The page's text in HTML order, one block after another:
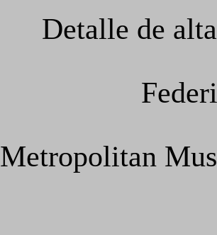
Detalle de
Metropolitan